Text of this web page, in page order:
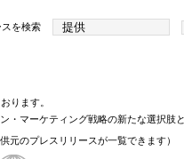
スを検索
ります。
・マーケティング戦略の新たな選択肢
元のプレスリリースが一覧できます）